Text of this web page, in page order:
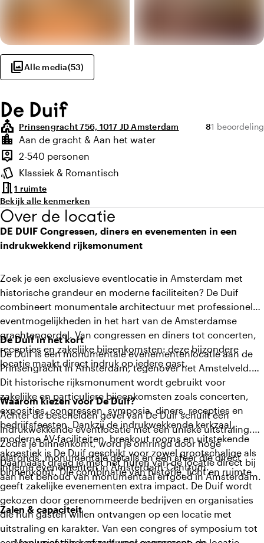
photo_libraryAlle media(53)
De Duif
church Prinsengracht 756, 1017 JD Amsterdam Gemiddelde
8Aantal
1 beoordeling
Highlights
location_city
Locatie en omgeving
Aan de gracht & Aan het water
person_pin
Capaciteit
2-540 personen
style
Sfeer en uitstraling
Klassiek & Romantisch
meeting_room1 ruimte
Bekijk alle kenmerken
Over de locatie
DE DUIF Congressen, diners en evenementen in een
indrukwekkend rijksmonument
Zoek je een exclusieve eventlocatie in Amsterdam met
historische grandeur en moderne faciliteiten? De Duif
combineert monumentale architectuur met professionele
eventmogelijkheden in het hart van de Amsterdamse
grachtengordel. Van congressen en diners tot concerten,
recepties en zakelijke bijeenkomsten: deze bijzondere
locatie maakt direct indruk op iedere gast.
De Duif in het kort
De Duif is een monumentale evenementenlocatie aan de
Prinsengracht in Amsterdam, tegenover het Amstelveld.
Dit historische rijksmonument wordt gebruikt voor
zakelijke en particuliere bijeenkomsten zoals concerten,
exposities, congressen, symposia, diners, recepties en
bedrijfsfeesten. Dankzij de indrukwekkende kerkzaal,
moderne AV-faciliteiten, breakout rooms en uitstekende
akoestiek is De Duif geschikt voor zowel grootschalige als
intieme evenementen in Amsterdam-Centrum.
Waarom kiezen voor De Duif?
Achter de bescheiden gevel van De Duif schuilt een
indrukwekkende eventlocatie met een unieke uitstraling.
Zodra je binnenkomt, word je omringd door hoge
plafonds, monumentale details en een sfeer die direct
binnenkomt. Die combinatie van historie, licht en ruimte
geeft zakelijke evenementen extra impact. De Duif wordt
gekozen door gerenommeerde bedrijven en organisaties
die hun gasten willen ontvangen op een locatie met
uitstraling en karakter. Van een congres of symposium tot
Daarnaast draag je met het huren van de locatie direct bij
aan het behoud van monumentaal erfgoed in Amsterdam.
Zalen & capaciteit